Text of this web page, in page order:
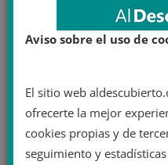
19 minutos de lectura
Vox y las redes
Vox, como máximo
derecha española,
conexiones que le dan
Aviso sobre el uso de
El sitio web
ofrecerte la mejor
cookies propias y de
seguimiento y